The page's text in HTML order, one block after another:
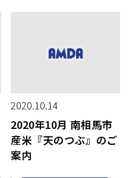
2020.10.14
2020年10月 南相馬市
産米『天のつぶ』のご
案内